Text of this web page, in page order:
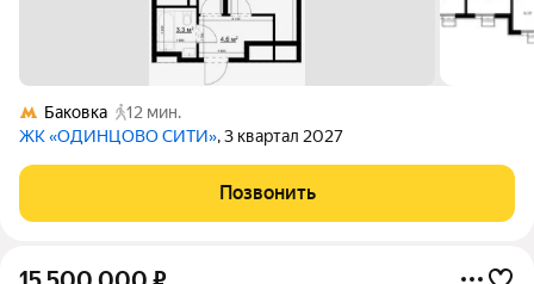
Баковка
12 мин.
ЖК «ОДИНЦОВО СИТИ», 3 квартал 2027
Позвонить